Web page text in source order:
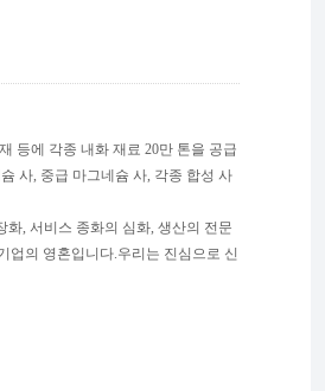
등에 각종 내화 재료 20만 톤을 공급
사, 중급 마그네슘 사, 각종 합성 사
, 서비스 종화의 심화, 생산의 전문
업의 영혼입니다.우리는 진심으로 신